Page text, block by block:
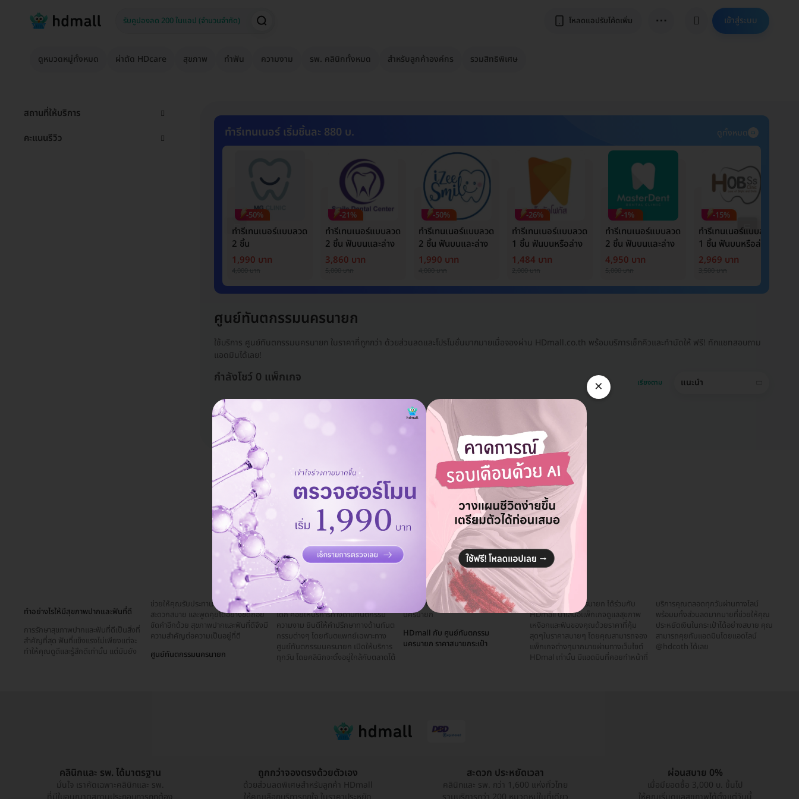
โหลดแอปรับโค้ดเพิ่ม ⋯ เข้าสู่ระบบ
ดูหมวดหมู่ทั้งหมด ผ่าตัด HDcare สุขภาพ ทำฟัน ความงาม รพ. คลินิกทั้งหมด สำหรับลูกค้าองค์กร รวมสิทธิพิเศษ
สถานที่ให้บริการ
คะแนนรีวิว
ทำรีเทนเนอร์ เริ่มชิ้นละ 880 บ. ดูทั้งหมด
-50%
ทำรีเทนเนอร์แบบลวด
2 ชิ้น
1,990 บาท
-21%
ทำรีเทนเนอร์แบบลวด
2 ชิ้น ฟันบนและล่าง
3,860 บาท
-50%
ทำรีเทนเนอร์แบบลวด
2 ชิ้น ฟันบนและล่าง
1,990 บาท
-26%
ทำรีเทนเนอร์แบบลวด
1 ชิ้น ฟันบนหรือล่าง
1,484 บาท
-1%
ทำรีเทนเนอร์แบบลวด
2 ชิ้น ฟันบนและล่าง
4,950 บาท
-15%
ทำรีเทนเนอร์แบบลวด
1 ชิ้น ฟันบนหรือล่าง
2,969 บาท
ศูนย์ทันตกรรมนครนายก
ใช้บริการ ศูนย์ทันตกรรมนครนายก ในราคาที่ถูกกว่า ด้วยส่วนลดและโปรโมชั่นมากมายเมื่อจองผ่าน HDmall.co.th พร้อมบริการเช็กคิวและทำนัดให้ ฟรี! ทักแชทสอบถาม
แอดมินได้เลย!
เรียงตาม แนะนำ
กำลังโชว์ 0 แพ็กเกจ
ศูนย์ทันตกรรมนครนายก
แอดมินพร้อมดูแลคุณทุกวันทางไลน์
คุยกับแอดมิน ฟรี!
ทำอย่างไรให้มีสุขภาพปากและฟันที่ดี
การรักษาสุขภาพปากและฟันที่ดีเป็นสิ่งที่
สำคัญที่สุด ฟันที่แข็งแรงไม่เพียงแต่จะ
ทำให้คุณดูดีและรู้สึกดีเท่านั้น แต่มันยัง
ช่วยให้คุณรับประทานอาหารได้อย่าง
สะดวกสบาย และพูดคุยได้อย่างชัดถ้อย
ชัดคำอีกด้วย สุขภาพปากและฟันที่ดีจึงมี
ความสำคัญต่อความเป็นอยู่ที่ดี
ศูนย์ทันตกรรมนครนายก
เป็นศูนย์ทันตกรรมสำหรับครอบครัวและ
เด็ก คอยให้บริการทางด้านทันตกรรม
ความงาม ยินดีให้คำปรึกษาทางด้านทันต
กรรมต่างๆ โดยทันตแพทย์เฉพาะทาง
ศูนย์ทันตกรรมนครนายก เปิดให้บริการ
ทุกวัน โดยคลินิกจะตั้งอยู่ใกล้กับตลาดโต้
รุ่งสวนหลวง ร.9 ภายในจังหวัด
นครนายก
HDmall กับ ศูนย์ทันตกรรม
นครนายก ราคาสบายกระเป๋า
ศูนย์ทันตกรรมนครนายก ได้ร่วมกับ
HDmall นำเสนอแพ็กเกจดูแลสุขภาพ
เหงือกและฟันของคุณด้วยราคาที่คุ้ม
สุดๆในราคาสบายๆ โดยคุณสามารถจอง
แพ็กเกจต่างๆมากมายผ่านทางเว็บไซต์
HDmal เท่านั้น มีแอดมินที่คอยทำหน้าที่
บริการคุณตลอดทุกวันผ่านทางไลน์
พร้อมมทั้งส่วนลดมากมายที่ช่วยให้คุณ
ประหยัดเงินในกระเป๋าได้อย่างสบาย คุณ
สามารถคุยกับแอดมินโดยแอดไลน์
@hdcoth ได้เลย
คลินิกและ รพ. ได้มาตรฐาน
มั่นใจ เราคัดเฉพาะคลินิกและ รพ.
ถูกกว่าจองตรงด้วยตัวเอง
ด้วยส่วนลดพิเศษสำหรับลูกค้า HDmall
สะดวก ประหยัดเวลา
คลินิกและ รพ. กว่า 1,600 แห่งทั่วไทย
ผ่อนสบาย 0%
เมื่อมียอดซื้อ 3,000 บ. ขึ้นไป
×